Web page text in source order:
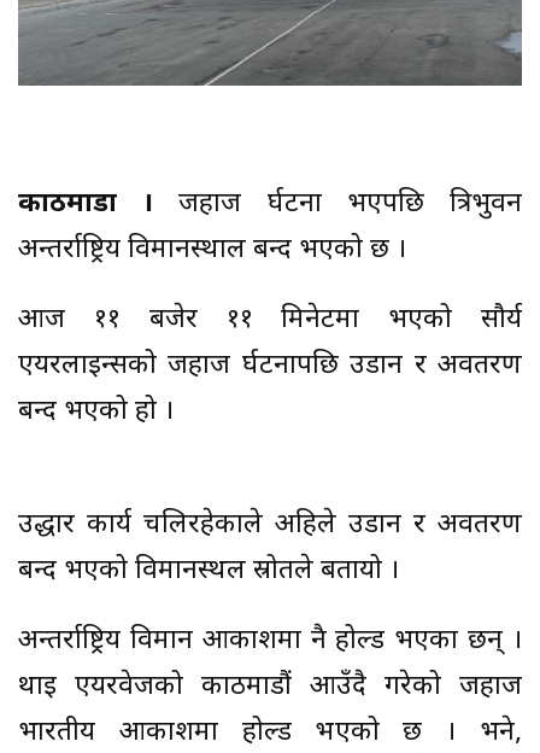
काठमाडौं । जहाज दुर्घटना भएपछि त्रिभुवन
अन्तर्राष्ट्रिय विमानस्थाल बन्द भएको छ ।
आज ११ बजेर ११ मिनेटमा भएको सौर्य
एयरलाइन्सको जहाज दुर्घटनापछि उडान र अवतरण
बन्द भएको हो ।
उद्धार कार्य चलिरहेकाले अहिले उडान र अवतरण
बन्द भएको विमानस्थल स्रोतले बतायो ।
अन्तर्राष्ट्रिय विमान आकाशमा नै होल्ड भएका छन् ।
थाइ एयरवेजको काठमाडौं आउँदै गरेको जहाज
भारतीय आकाशमा होल्ड भएको छ । भने,